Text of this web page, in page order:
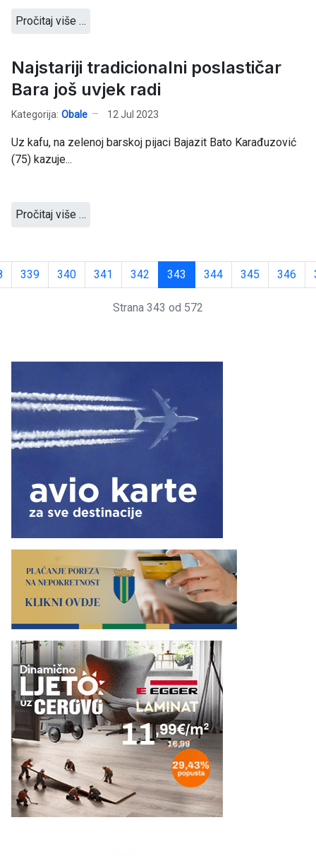
Pročitaj više …
Najstariji tradicionalni poslastičar
Bara još uvjek radi
Kategorija: Obale 12 Jul 2023
Uz kafu, na zelenoj barskoj pijaci Bajazit Bato Karađuzović
(75) kazuje...
Pročitaj više …
339 340 341 342 343 344 345 346
Strana 343 od 572